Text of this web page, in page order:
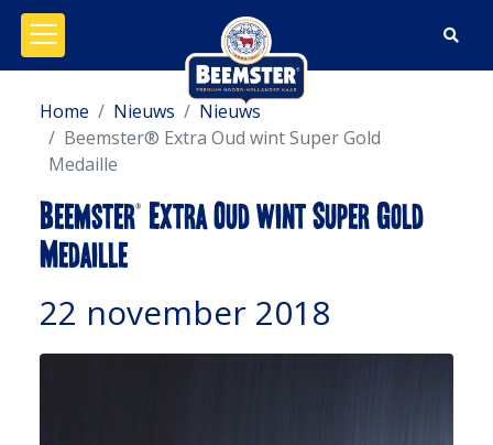
Menu openen/sluiten
Home Nieuws
Nieuws
Beemster® Extra Oud wint Super Gold
Medaille
Beemster® Extra Oud wint Super Gold
Medaille
22 november 2018